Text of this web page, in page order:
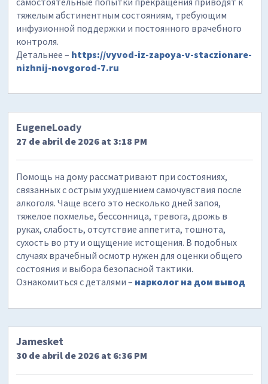
тяжелым абстинентным состояниям, требующим
инфузионной поддержки и постоянного врачебного
контроля.
Детальнее – https://vyvod-iz-zapoya-v-staczionare-
nizhnij-novgorod-7.ru
EugeneLoady
27 de abril de 2026 at 3:18 PM
Помощь на дому рассматривают при состояниях,
связанных с острым ухудшением самочувствия после
алкоголя. Чаще всего это несколько дней запоя,
тяжелое похмелье, бессонница, тревога, дрожь в
руках, слабость, отсутствие аппетита, тошнота,
сухость во рту и ощущение истощения. В подобных
случаях врачебный осмотр нужен для оценки общего
состояния и выбора безопасной тактики.
Ознакомиться с деталями – нарколог на дом вывод
Jamesket
30 de abril de 2026 at 6:36 PM